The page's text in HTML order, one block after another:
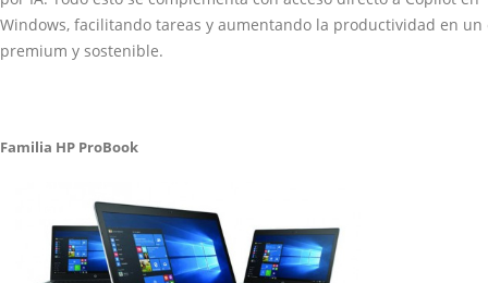
Windows, facilitando tareas y aumentando la productividad en un
premium y sostenible.
Familia HP ProBook